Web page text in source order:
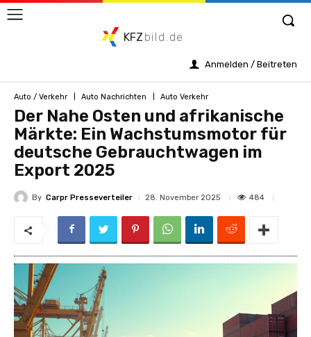
KFZ bild.de
Anmelden / Beitreten
Auto / Verkehr Auto Nachrichten Auto Verkehr
Der Nahe Osten und afrikanische
Märkte: Ein Wachstumsmotor für
deutsche Gebrauchtwagen im
Export 2025
By Carpr Presseverteiler 28. November 2025 484